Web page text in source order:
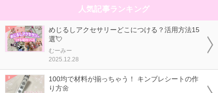
人気記事ランキング
めじるしアクセサリーどこにつける？活用方法15
選💘
むーみー
2025.12.28
100均で材料が揃っちゃう！ キンブレシートの作
り方🌼